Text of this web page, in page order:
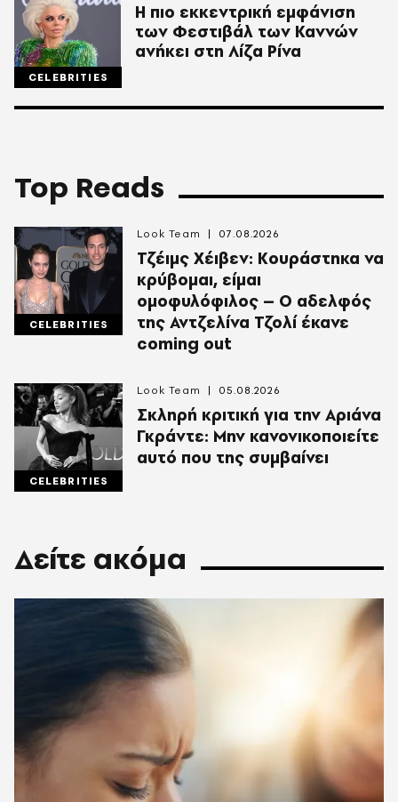
CELEBRITIES
Η πιο εκκεντρική εμφάνιση
των Φεστιβάλ των Καννών
ανήκει στη Λίζα Ρίνα
Top Reads
CELEBRITIES
Τζέιμς Χέιβεν: Κουράστηκα να
κρύβομαι, είμαι
ομοφυλόφιλος – Ο αδελφός
της Αντζελίνα Τζολί έκανε
coming out
Look Team 07.08.2026
CELEBRITIES
Σκληρή κριτική για την Αριάνα
Γκράντε: Μην κανονικοποιείτε
αυτό που της συμβαίνει
Look Team 05.08.2026
Δείτε ακόμα